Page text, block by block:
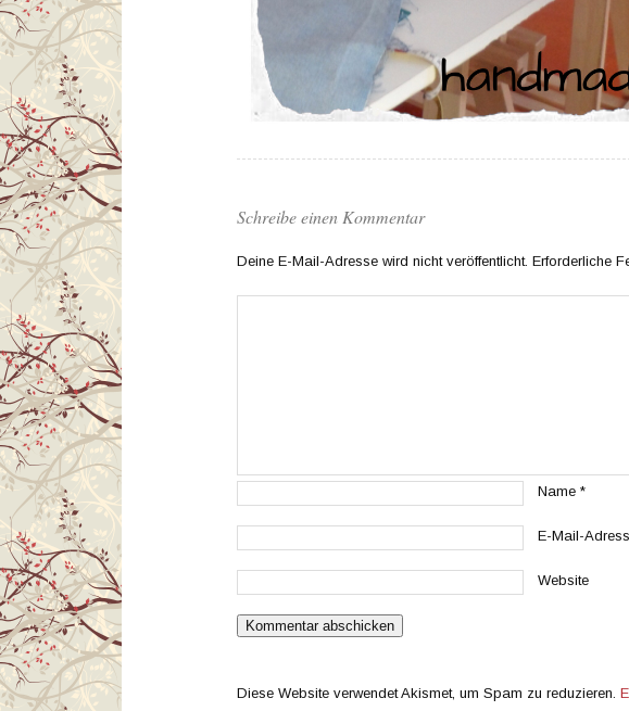
Schreibe einen Kommentar
Deine E-Mail-Adresse wird nicht veröffentlicht. Erforderliche
Name *
E-Mail-
Website
Diese Website verwendet Akismet, um Spam zu reduzieren.